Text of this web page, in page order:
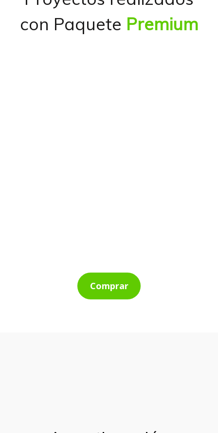
con Paquete Premium
Comprar